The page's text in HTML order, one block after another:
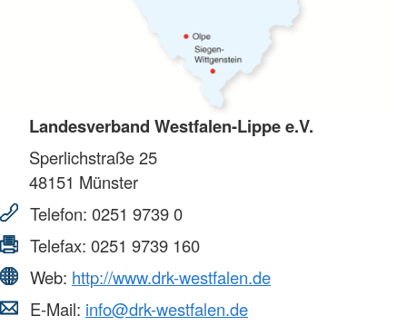
Landesverband Westfalen-Lippe e.V.
Sperlichstraße 25
48151 Münster
Telefon: 0251 9739 0
Telefax: 0251 9739 160
Web: http://www.drk-westfalen.de
E-Mail: info@drk-westfalen.de